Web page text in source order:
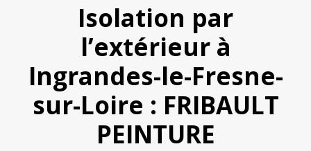
Isolation par
l’extérieur à
Ingrandes-le-Fresne-
sur-Loire : FRIBAULT
PEINTURE